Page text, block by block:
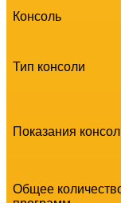
Консоль
Тип консоли
Показания
Общее